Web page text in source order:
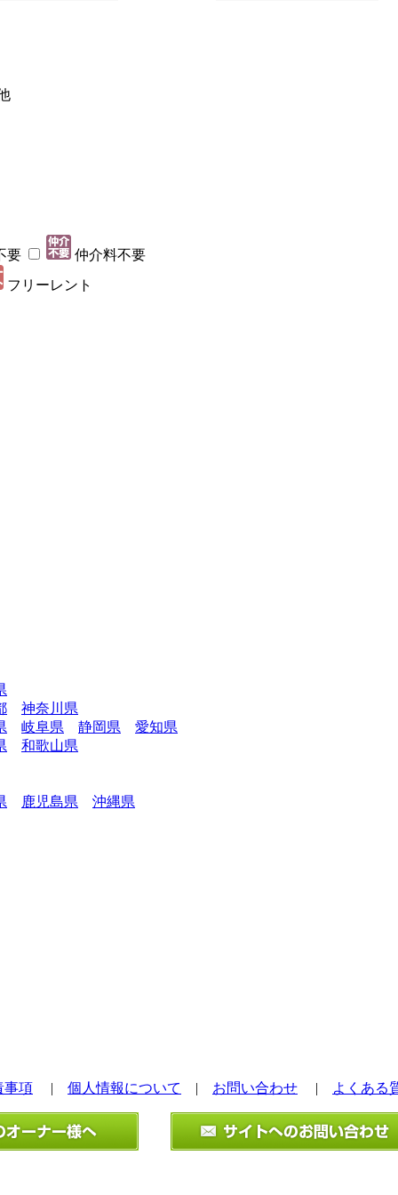
要
仲介料不要
フリーレント
神奈川県
岐阜県 静岡県
愛知県
和歌山県
鹿児島県 沖縄県
事項 | 個人情報について | お問い合わせ | よくある